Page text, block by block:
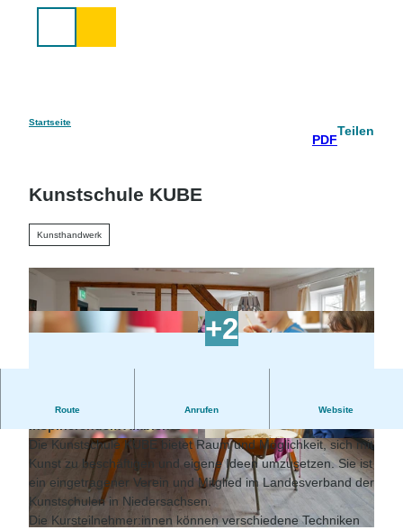
Startseite
PDF
Teilen
Kunstschule KUBE
Kunsthandwerk
© Kunstschule KUBE / Bernd Otten © Kunstschule KUBE / Bernd Otten
Route Anrufen Website
Workshops für kleine und große Kunstinteressierte in
inspirierendem Ambiente
Die Kunstschule KUBE bietet Raum und Möglichkeit, sich mit
Kunst zu beschäftigen und eigene Ideen umzusetzen. Sie ist
ein eingetragener Verein und Mitglied im Landesverband der
Kunstschulen in Niedersachsen.
Die Kursteilnehmer:innen können verschiedene Techniken